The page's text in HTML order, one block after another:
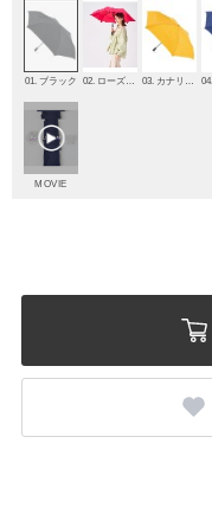
01. ブラック
MOVIE